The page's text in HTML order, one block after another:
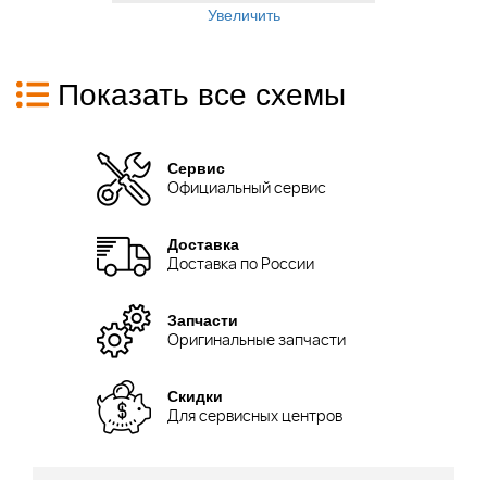
Увеличить
Показать все схемы
Сервис
Официальный сервис
Доставка
Доставка по России
Запчасти
Оригинальные запчасти
Скидки
Для сервисных центров